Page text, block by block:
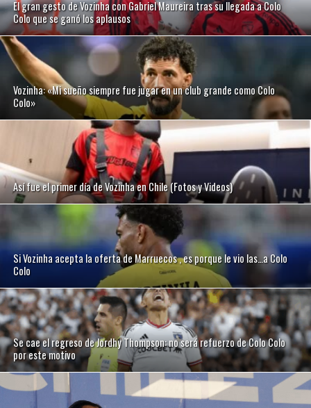
El gran gesto de Vozinha con Gabriel Maureira tras su llegada a Colo
Colo que se ganó los aplausos
Vozinha: «Mi sueño siempre fue jugar en un club grande como Colo
Colo»
Así fue el primer día de Vozinha en Chile (Fotos y Videos)
Si Vozinha acepta la oferta de Marruecos , es porque le vio las…a Colo
Colo
Se cae el regreso de Jordhy Thompson: no será refuerzo de Colo Colo
por este motivo